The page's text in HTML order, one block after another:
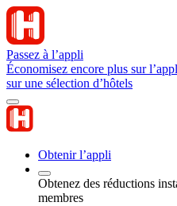
Passez à l’appli
Économisez encore plus sur
sur une sélection d’hôtels
Obtenir l’appli
Obtenez des réductions
membres